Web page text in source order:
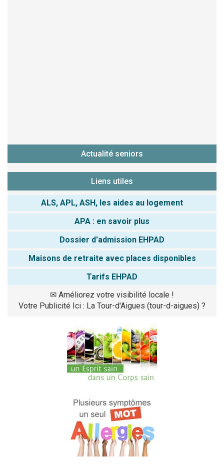
Actualité seniors
Liens utiles
ALS, APL, ASH, les aides au logement
APA : en savoir plus
Dossier d'admission EHPAD
Maisons de retraite avec places disponibles
Tarifs EHPAD
✉ Améliorez votre visibilité locale !
Votre Publicité Ici : La Tour-d'Aigues (tour-d-aigues) ?